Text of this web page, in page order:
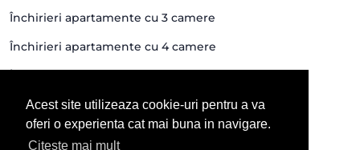
Acest site utilizeaza cookie-uri pentru a va
oferi o experienta cat mai buna in navigare.
Citeste mai mult
Închirieri apartamente cu 3 camere
Închirieri apartamente cu 4 camere
Închirieri spații în Brașov